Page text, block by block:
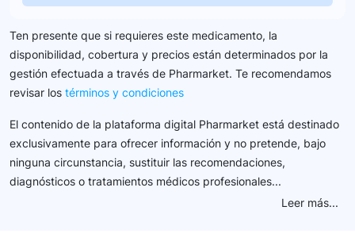
Ten presente que si requieres este medicamento, la
disponibilidad, cobertura y precios están determinados por la
gestión efectuada a través de Pharmarket. Te recomendamos
revisar los términos y condiciones
El contenido de la plataforma digital Pharmarket está destinado
exclusivamente para ofrecer información y no pretende, bajo
ninguna circunstancia, sustituir las recomendaciones,
diagnósticos o tratamientos médicos profesionales...
Leer más...